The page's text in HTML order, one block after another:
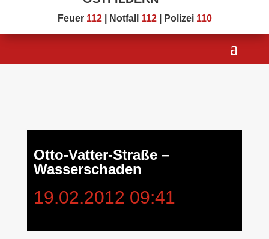
Feuer 112| Notfall 112| Polizei 110
Otto-Vatter-Straße –
Wasserschaden
19.02.2012 09:41